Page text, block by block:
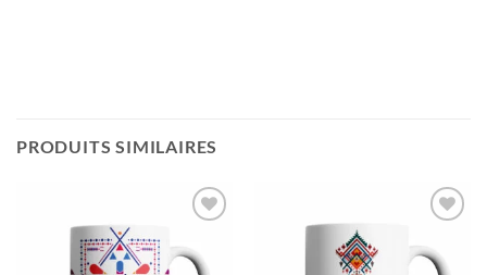
PRODUITS SIMILAIRES
à votre
liste
à votre
liste